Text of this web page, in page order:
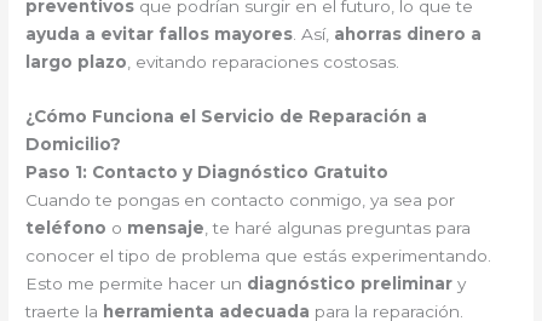
preventivos que podrían surgir en el futuro, lo que te
ayuda a evitar fallos mayores . Así, ahorras dinero a
largo plazo , evitando reparaciones costosas.
¿Cómo Funciona el Servicio de Reparación a
Domicilio?
Paso 1: Contacto y Diagnóstico Gratuito
Cuando te pongas en contacto conmigo, ya sea por
teléfono o mensaje , te haré algunas preguntas para
conocer el tipo de problema que estás experimentando.
Esto me permite hacer un diagnóstico preliminar y
traerte la herramienta adecuada para la reparación.